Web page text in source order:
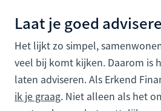
Laat je goed
Het lijkt zo simpel,
veel bij komt kijken. Daarom is
laten adviseren. Als Erkend
ik je graag. Niet alleen als het